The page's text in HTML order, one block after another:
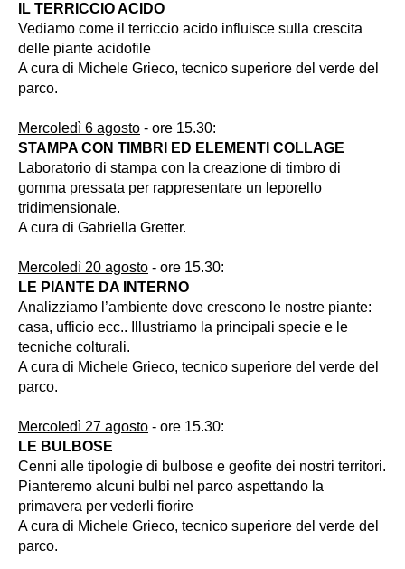
IL TERRICCIO ACIDO
Vediamo come il terriccio acido influisce sulla crescita
delle piante acidofile
A cura di Michele Grieco, tecnico superiore del verde del
parco.
Mercoledì 6 agosto - ore 15.30:
STAMPA CON TIMBRI ED ELEMENTI COLLAGE
Laboratorio di stampa con la creazione di timbro di
gomma pressata per rappresentare un leporello
tridimensionale.
A cura di Gabriella Gretter.
Mercoledì 20 agosto - ore 15.30:
LE PIANTE DA INTERNO
Analizziamo l’ambiente dove crescono le nostre piante:
casa, ufficio ecc.. Illustriamo la principali specie e le
tecniche colturali.
A cura di Michele Grieco, tecnico superiore del verde del
parco.
Mercoledì 27 agosto - ore 15.30:
LE BULBOSE
Cenni alle tipologie di bulbose e geofite dei nostri territori.
Pianteremo alcuni bulbi nel parco aspettando la
primavera per vederli fiorire
A cura di Michele Grieco, tecnico superiore del verde del
parco.